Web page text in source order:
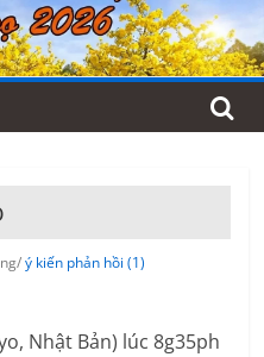
ý kiến phản hồi (1)
Nhật Bản) lúc 8g35ph